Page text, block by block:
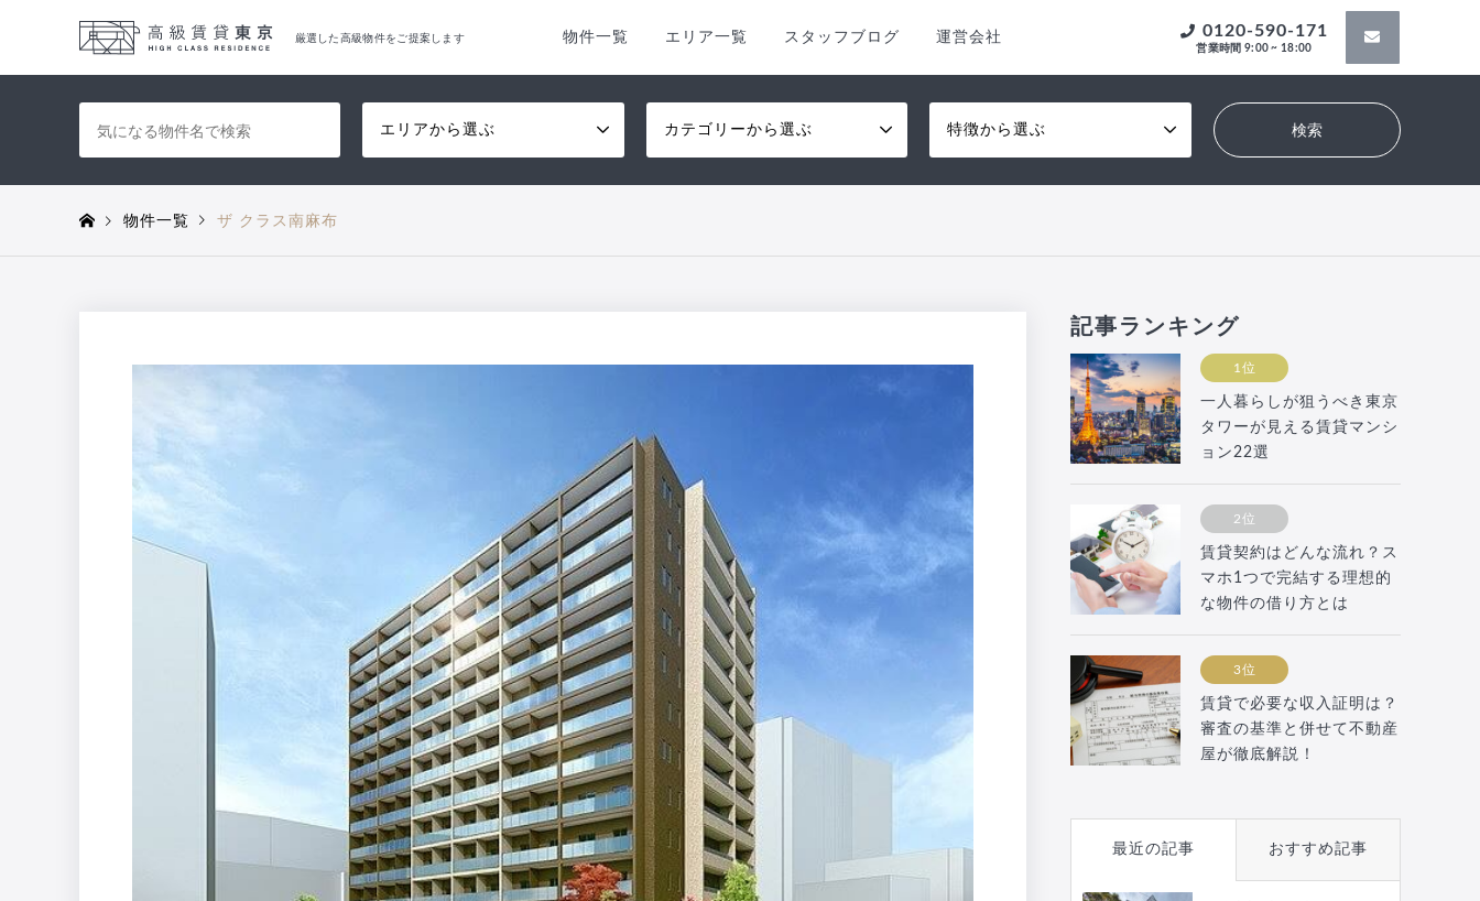
厳選した高級物件をご提案します 物件一覧 エリア一覧 スタッフブログ 運営会社 0120-590-171
営業時間 9:00 ~ 18:00
エリアから選ぶ カテゴリーから選ぶ 特徴から選ぶ
物件一覧 ザ クラス南麻布
記事ランキング
1位
一人暮らしが狙うべき東京
タワーが見える賃貸マンシ
ョン22選
2位
賃貸契約はどんな流れ？ス
マホ1つで完結する理想的
な物件の借り方とは
3位
賃貸で必要な収入証明は？
審査の基準と併せて不動産
屋が徹底解説！
最近の記事 おすすめ記事